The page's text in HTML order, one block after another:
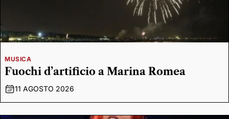
MUSICA
Fuochi d’artificio a Marina Romea
11 AGOSTO 2026